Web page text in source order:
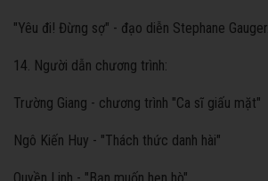
"Yêu đi! Đừng sợ" - đạo diễn Stephane Gauger.
14. Người dẫn chương trình:
Trường Giang - chương trình "Ca sĩ giấu mặt"
Ngô Kiến Huy - "Thách thức danh hài"
Quyền Linh - "Bạn muốn hẹn hò"